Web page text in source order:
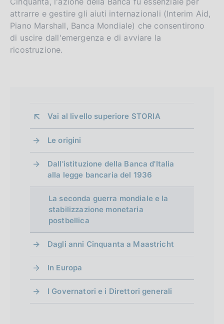
attrarre e gestire gli aiuti internazionali (Interim Aid,
Piano Marshall, Banca Mondiale) che consentirono
di uscire dall'emergenza e di avviare la
ricostruzione.
Vai al livello superiore STORIA
Le origini
Dall'istituzione della Banca d'Italia
alla legge bancaria del 1936
La seconda guerra mondiale e la
stabilizzazione monetaria
postbellica
Dagli anni Cinquanta a Maastricht
In Europa
I Governatori e i Direttori generali